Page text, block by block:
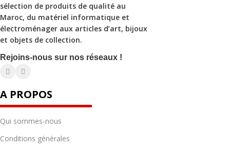
sélection de produits de qualité au
Maroc, du matériel informatique et
électroménager aux articles d’art, bijoux
et objets de collection.
Rejoins-nous sur nos réseaux !
A PROPOS
Qui sommes-nous
Conditions générales